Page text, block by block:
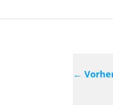
PRIMÄREN
SEKUNDÄREN
←